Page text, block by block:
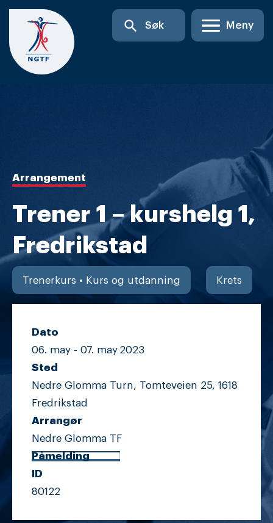
Skip
content
search Søk Meny
Arrangement
Trener 1 – kurshelg 1,
Fredrikstad
Trenerkurs • Kurs og utdanning Krets
Dato
06. may - 07. may 2023
Sted
Nedre Glomma Turn, Tomteveien 25, 1618
Fredrikstad
Arrangør
Nedre Glomma TF
Påmelding
ID
80122